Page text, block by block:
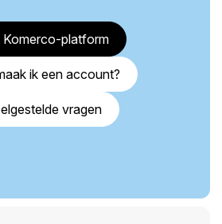
Komerco-platform
ik een account?
vragen